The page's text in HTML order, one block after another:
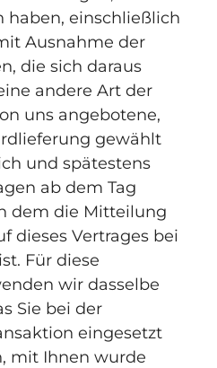
haben, einschließlich
Ausnahme der
die sich daraus
andere Art der
uns angebotene,
gewählt
und spätestens
ab dem Tag
dem die Mitteilung
dieses Vertrages bei
Für diese
wir dasselbe
Sie bei der
eingesetzt
mit Ihnen wurde